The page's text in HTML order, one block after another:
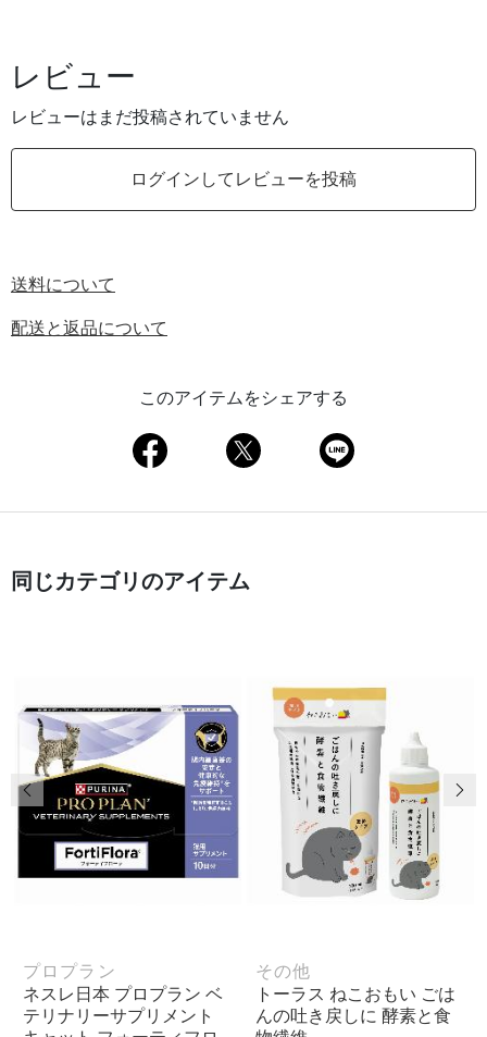
レビュー
レビューはまだ投稿されていません
ログインしてレビューを投稿
送料について
配送と返品について
このアイテムをシェアする
同じカテゴリのアイテム
プロプラン
ネスレ日本 プロプラン ベ
テリナリーサプリメント
その他
トーラス ねこおもい ごは
んの吐き戻しに 酵素と食
前の画像 次